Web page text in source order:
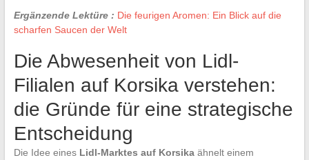
Ergänzende Lektüre : Die feurigen Aromen: Ein Blick auf die
scharfen Saucen der Welt
Die Abwesenheit von Lidl-
Filialen auf Korsika verstehen:
die Gründe für eine strategische
Entscheidung
Die Idee eines Lidl-Marktes auf Korsikaähnelt einem